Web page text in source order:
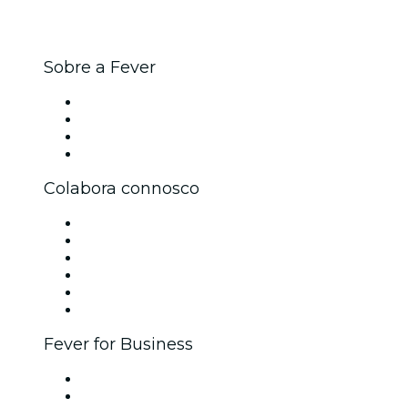
Sobre a Fever
Colabora connosco
Fever for Business